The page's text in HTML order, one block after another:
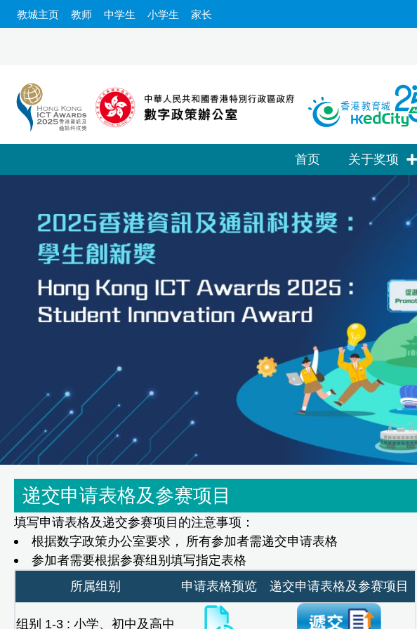
教城主页 教师 中学生 小学生 家长
首页 关于奖项
递交申请表格及参赛项目
填写申请表格及递交参赛项目的注意事项：
根据数字政策办公室要求， 所有参加者需递交申请表格
参加者需要根据参赛组别填写指定表格
所属组别 申请表格预览 递交申请表格及参赛项目
组别 1-3 : 小学、初中及高中